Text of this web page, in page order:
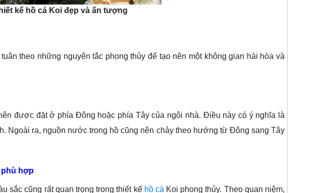
kế hồ cá Koi đẹp và ấn tượng
theo những nguyên tắc phong thủy để tạo nên một không gian hài hòa và
được đặt ở phía Đông hoặc phía Tây của ngôi nhà. Điều này có ý nghĩa là
Ngoài ra, nguồn nước trong hồ cũng nên chảy theo hướng từ Đông sang Tây
phù hợp
cũng rất quan trọng trong thiết kế hồ cá Koi phong thủy. Theo quan niệm,